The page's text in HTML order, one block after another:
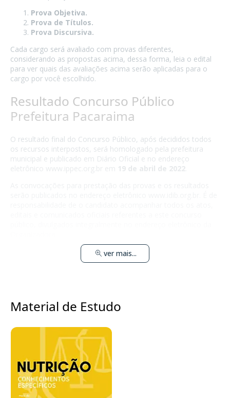
Prova Objetiva.
Prova de Títulos.
Prova Discursiva.
Cada cargo será avaliado com provas diferentes,
considerando as propostas acima, dessa forma, leia o edital
para ver quais das avaliações acima serão aplicadas para o
cargo por você escolhido.
Resultado Concurso Público
Prefeitura Pacaraima
O resultado final do Concurso Público, após decididos todos
os recursos interpostos, será homologado pela prefeitura
municipal e publicado em Diário Oficial e no endereço
eletrônico www.ippec.org.br em 19 de abril de 2022
ver mais...
Material de Estudo